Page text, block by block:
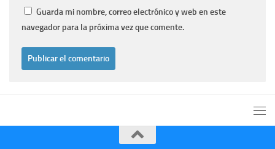
Guarda mi nombre, correo electrónico y web en este
navegador para la próxima vez que comente.